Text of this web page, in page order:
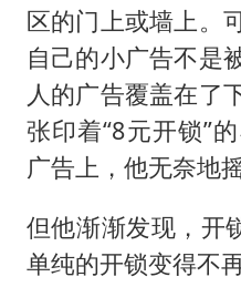
区的门上或墙上。
自己的小广告不是
人的广告覆盖在了
张印着“8元开锁”
广告上，他无奈地
但他渐渐发现，开
单纯的开锁变得不再